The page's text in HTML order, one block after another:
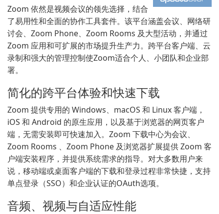
Zoom 依然是视频会议的领先选择，结合
了易用性和全面的协作工具套件。该平台涵盖会议、网络研
讨会、Zoom Phone、Zoom Rooms 及大型活动，并通过
Zoom 应用和可扩展的市场提升生产力。跨平台客户端、云
录制和强大的管理控制使Zoom适合个人、小团队和企业部
署。
简化的跨平台体验和快速下载
Zoom 提供专用的 Windows、macOS 和 Linux 客户端，
iOS 和 Android 的原生应用，以及基于浏览器的网页客户
端，无需安装即可快速加入。Zoom 下载中心为会议、
Zoom Rooms 、Zoom Phone 及浏览器扩展提供 Zoom 客
户端安装程序，并提供系统需求的指导。对大多数用户来
说，移动端或桌面客户端的下载和登录过程非常快捷，支持
单点登录（SSO）和企业认证的OAuth选项。
音频、视频与自适应性能